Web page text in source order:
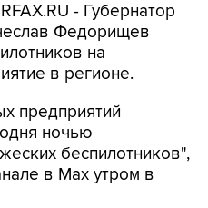
- Губернатор
Федорищев
на
в регионе.
предприятий
ночью
беспилотников",
в Max утром в